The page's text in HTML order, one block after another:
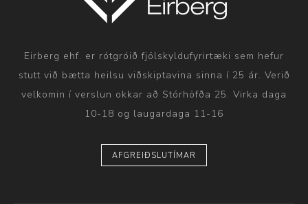
Eirberg ehf. er rótgróið fjölskyldufyrirtæki sem hefur
stutt við bætta heilsu viðskiptavina sinna í 25 ár. Verið
velkomin í verslun okkar að Stórhöfða 25. Virka daga
10-18 og laugardaga 11-16
AFGREIÐSLUTÍMAR